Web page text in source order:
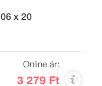
x 20
Online ár:
3 279 Ft